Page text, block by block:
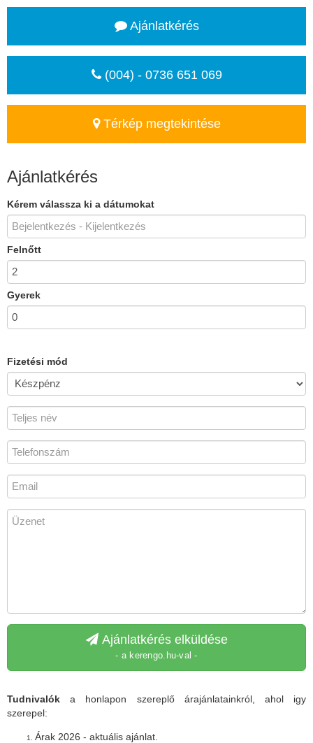
Ajánlatkérés
(004) - 0736 651 069
Térkép megtekintése
Ajánlatkérés
Kérem válassza ki a dátumokat
Felnőtt
Gyerek
Fizetési mód
Ajánlatkérés elküldése
- a kerengo.hu-val -
Tudnivalók a honlapon szereplő árajánlatainkról, ahol igy
szerepel:
Árak 2026 - aktuális ajánlat.